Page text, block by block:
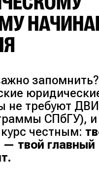
запомнить?
не требуют
СПбГУ), и
честным:
твой главный